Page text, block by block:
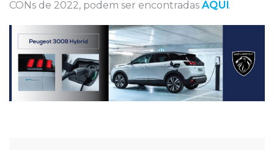
CONs de 2022, podem ser encontradas AQUI.